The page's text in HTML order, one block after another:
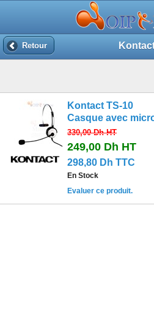
Retour
Kontact TS-10
Casque avec
330,00 DhHT
249,00 Dh HT
298,80 Dh TTC
En Stock
Evaluer ce produit.